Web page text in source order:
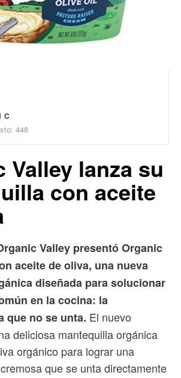
C
448
Valley lanza su
con aceite
Valley presentó Organic
aceite de oliva, una nueva
diseñada para solucionar
en la cocina: la
que no se unta. El nuevo
deliciosa mantequilla orgánica
orgánico para lograr una
que se unta directamente